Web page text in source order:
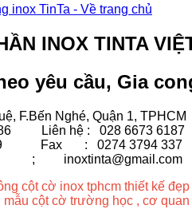
inox TinTa - Về trang chủ
INOX TINTA
yêu cầu, Gia
F.Bến Nghé, Quận 1, TPHCM
Liên hệ : 028 6673 6187
779 Fax
: 0274 3794 337
;
inoxtinta@gmail.com
cột cờ inox tphcm thiết kế đẹp
cột cờ trường học , cơ quan